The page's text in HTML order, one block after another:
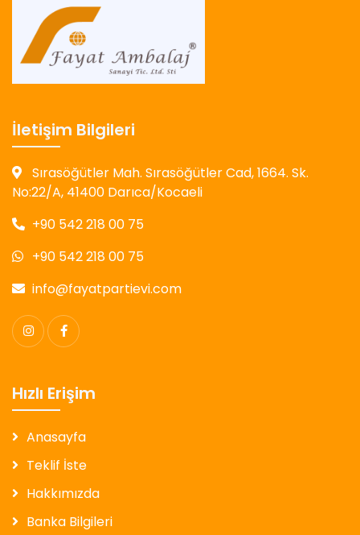
İletişim Bilgileri
Sırasöğütler Mah. Sırasöğütler Cad, 1664. Sk.
No:22/A, 41400 Darıca/Kocaeli
+90 542 218 00 75
+90 542 218 00 75
info@fayatpartievi.com
Hızlı Erişim
Anasayfa
Teklif İste
Hakkımızda
Banka Bilgileri